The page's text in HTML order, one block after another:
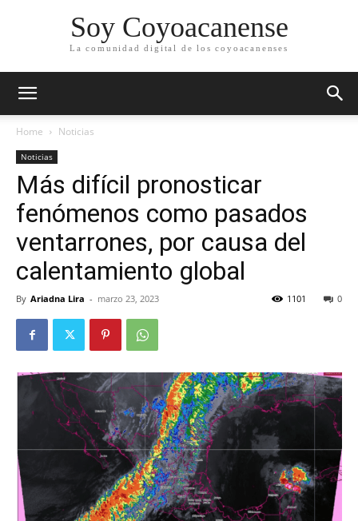
Soy Coyoacanense
La comunidad digital de los coyoacanenses
Home Noticias
Noticias
Más difícil pronosticar
fenómenos como pasados
ventarrones, por causa del
calentamiento global
By Ariadna Lira - marzo 23, 2023 0
1101